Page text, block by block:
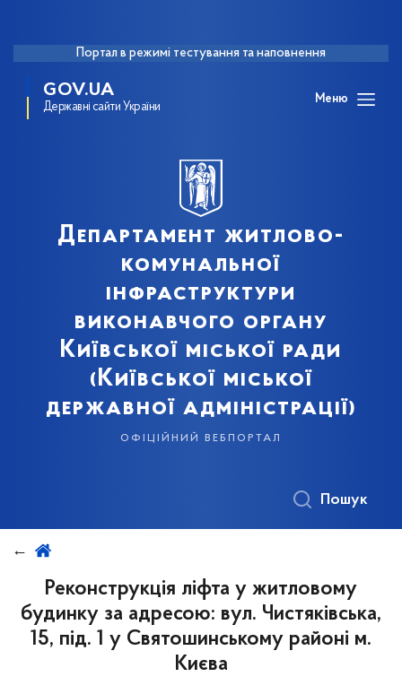
Портал в режимі тестування та наповнення
GOV.UA
Державні сайти України
Меню
Департамент житлово-
комунальної
інфраструктури
виконавчого органу
Київської міської ради
(Київської міської
державної адміністрації)
офіційний вебпортал
Пошук
Реконструкція ліфта у житловому
будинку за адресою: вул. Чистяківська,
15, під. 1 у Святошинському районі м.
Києва